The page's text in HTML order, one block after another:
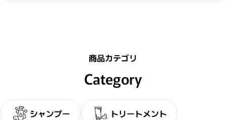
商品カテゴリ
Category
シャンプー トリートメント